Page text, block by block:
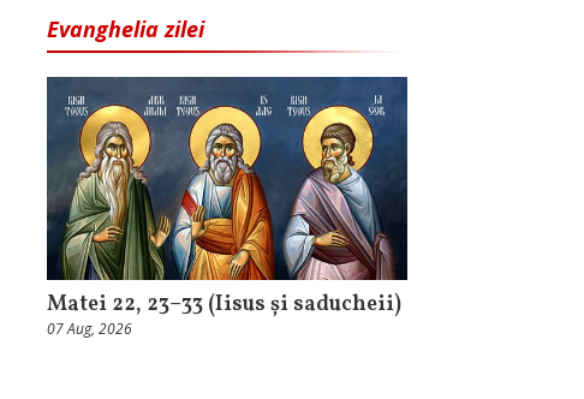
Evanghelia zilei
Matei 22, 23–33 (Iisus și saducheii)
07 Aug, 2026